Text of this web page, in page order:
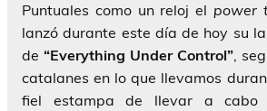
Puntuales como un reloj el power
lanzó durante este día de hoy su
de “Everything Under Control”,
catalanes en lo que llevamos
fiel estampa de llevar a cabo